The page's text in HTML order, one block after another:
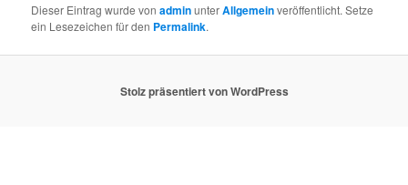
Dieser Eintrag wurde vonadminunterAllgemeinveröffentlicht. Setze
ein Lesezeichen für den Permalink.
Stolz präsentiert von WordPress